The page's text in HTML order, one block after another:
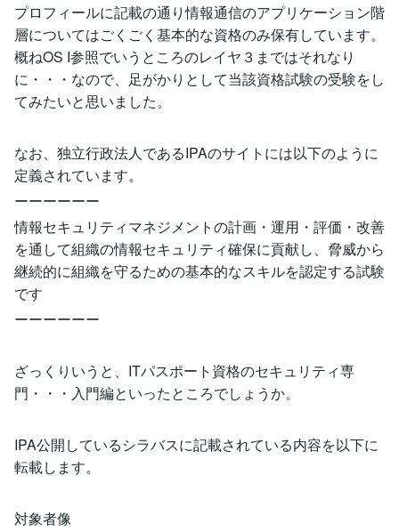
プロフィールに記載の通り情報通信のアプリケーション階
層についてはごくごく基本的な資格のみ保有しています。
概ねOS I参照でいうところのレイヤ３まではそれなり
に・・・なので、足がかりとして当該資格試験の受験をし
てみたいと思いました。
なお、独立行政法人であるIPAのサイトには以下のように
定義されています。
ーーーーーー
情報セキュリティマネジメントの計画・運用・評価・改善
を通して組織の情報セキュリティ確保に貢献し、脅威から
継続的に組織を守るための基本的なスキルを認定する試験
です
ーーーーーー
ざっくりいうと、ITパスポート資格のセキュリティ専
門・・・入門編といったところでしょうか。
IPA公開しているシラバスに記載されている内容を以下に
転載します。
対象者像